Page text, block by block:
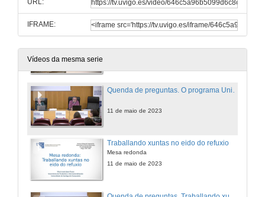
URL:
IFRAME:
Vídeos da mesma serie
11 de maio de 2023
O programa Universidade-Refuxio
11 de maio de 2023
Traballando xuntas no eido do refuxio
Mesa redonda
11 de maio de 2023